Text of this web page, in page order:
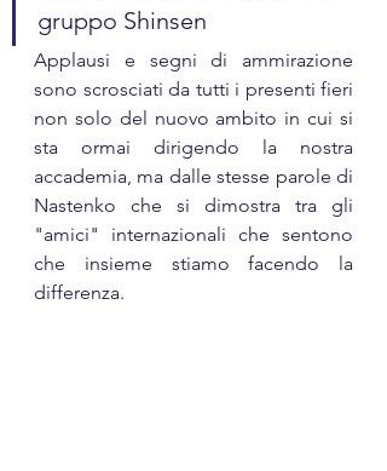
gruppo Shinsen
Applausi e segni di ammirazione
sono scrosciati da tutti i presenti fieri
non solo del nuovo ambito in cui si
sta ormai dirigendo la nostra
accademia, ma dalle stesse parole di
Nastenko che si dimostra tra gli
"amici" internazionali che sentono
che insieme stiamo facendo la
differenza.